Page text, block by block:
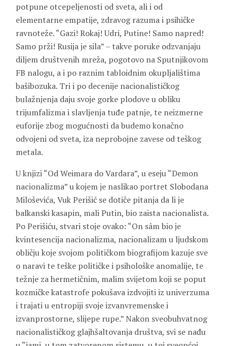
potpune otcepeljenosti od sveta, ali i od
elementarne empatije, zdravog razuma i psihičke
ravnoteže. “Gazi! Rokaj! Udri, Putine! Samo napred!
Samo prži! Rusija je sila” – takve poruke odzvanjaju
diljem društvenih mreža, pogotovo na Sputnjikovom
FB nalogu, a i po raznim tabloidnim okupljalištima
bašibozuka. Tri i po decenije nacionalističkog
bulažnjenja daju svoje gorke plodove u obliku
trijumfalizma i slavljenja tuđe patnje, te neizmerne
euforije zbog mogućnosti da budemo konačno
odvojeni od sveta, iza neprobojne zavese od teškog
metala.
U knjizi “Od Weimara do Vardara”, u eseju “Demon
nacionalizma” u kojem je naslikao portret Slobodana
Miloševića, Vuk Perišić se dotiče pitanja da li je
balkanski kasapin, mali Putin, bio zaista nacionalista.
Po Perišiću, stvari stoje ovako: “On sâm bio je
kvintesencija nacionalizma, nacionalizam u ljudskom
obličju koje svojom političkom biografijom kazuje sve
o naravi te teške političke i psihološke anomalije, te
težnje za hermetičnim, malim svijetom koji se poput
kozmičke katastrofe pokušava izdvojiti iz univerzuma
i trajati u entropiji svoje izvanvremenske i
izvanprostorne, slijepe rupe.” Nakon sveobuhvatnog
nacionalističkog glajhšaltovanja društva, svi se nađu